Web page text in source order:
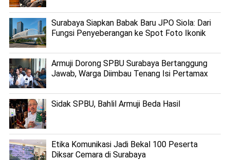
Surabaya Siapkan Babak Baru JPO Siola: Dari
Fungsi Penyeberangan ke Spot Foto Ikonik
Armuji Dorong SPBU Surabaya Bertanggung
Jawab, Warga Diimbau Tenang Isi Pertamax
Sidak SPBU, Bahlil Armuji Beda Hasil
Etika Komunikasi Jadi Bekal 100 Peserta
Diksar Cemara di Surabaya